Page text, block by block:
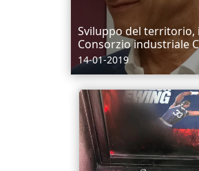
Sviluppo del territorio,
Consorzio industriale
14-01-2019